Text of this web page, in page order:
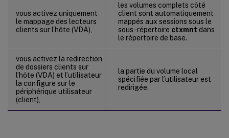
vous activez uniquement
le mappage des lecteurs
clients sur l’hôte (VDA),
les volumes complets côté
client sont automatiquement
mappés aux sessions sous le
sous-répertoire ctxmnt dans
le répertoire de base.
vous activez la redirection
de dossiers clients sur
l’hôte (VDA) et l’utilisateur
la configure sur le
périphérique utilisateur
(client),
la partie du volume local
spécifiée par l’utilisateur est
redirigée.